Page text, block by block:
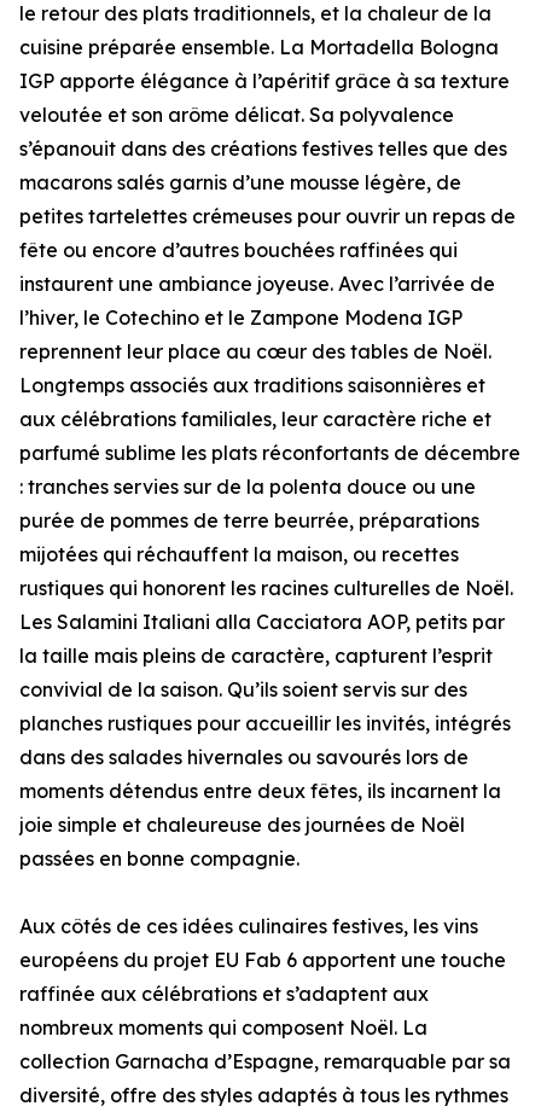
le retour des plats traditionnels, et la chaleur de la
cuisine préparée ensemble. La Mortadella Bologna
IGP apporte élégance à l’apéritif grâce à sa texture
veloutée et son arôme délicat. Sa polyvalence
s’épanouit dans des créations festives telles que des
macarons salés garnis d’une mousse légère, de
petites tartelettes crémeuses pour ouvrir un repas de
fête ou encore d’autres bouchées raffinées qui
instaurent une ambiance joyeuse. Avec l’arrivée de
l’hiver, le Cotechino et le Zampone Modena IGP
reprennent leur place au cœur des tables de Noël.
Longtemps associés aux traditions saisonnières et
aux célébrations familiales, leur caractère riche et
parfumé sublime les plats réconfortants de décembre
: tranches servies sur de la polenta douce ou une
purée de pommes de terre beurrée, préparations
mijotées qui réchauffent la maison, ou recettes
rustiques qui honorent les racines culturelles de Noël.
Les Salamini Italiani alla Cacciatora AOP, petits par
la taille mais pleins de caractère, capturent l’esprit
convivial de la saison. Qu’ils soient servis sur des
planches rustiques pour accueillir les invités, intégrés
dans des salades hivernales ou savourés lors de
moments détendus entre deux fêtes, ils incarnent la
joie simple et chaleureuse des journées de Noël
passées en bonne compagnie.
Aux côtés de ces idées culinaires festives, les vins
européens du projet EU Fab 6 apportent une touche
raffinée aux célébrations et s’adaptent aux
nombreux moments qui composent Noël. La
collection Garnacha d’Espagne, remarquable par sa
diversité, offre des styles adaptés à tous les rythmes